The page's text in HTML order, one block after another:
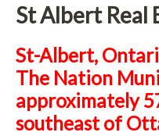
St Albert Real
St-Albert,
The Nation
approximately
southeast of